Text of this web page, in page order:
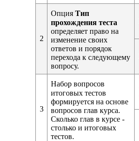
2
Опция Тип
прохождения теста
определяет право на
изменение своих
ответов и порядок
перехода к следующему
вопросу.
3
Набор вопросов
итоговых тестов
формируется на основе
вопросов глав курса.
Сколько глав в курсе -
столько и итоговых
тестов.